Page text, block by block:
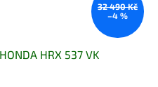
32 490 Kč
–4 %
HRX 537 VK